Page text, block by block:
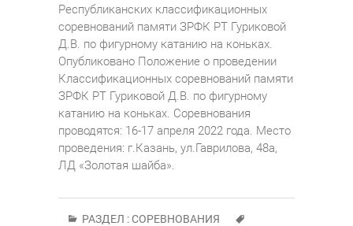
Республиканских классификационных
соревнований памяти ЗРФК РТ Гуриковой
Д.В. по фигурному катанию на коньках.
Опубликовано Положение о проведении
Классификационных соревнований памяти
ЗРФК РТ Гуриковой Д.В. по фигурному
катанию на коньках. Соревнования
проводятся: 16-17 апреля 2022 года. Место
проведения: г.Казань, ул.Гаврилова, 48а,
ЛД «Золотая шайба».
РАЗДЕЛ :СОРЕВНОВАНИЯ